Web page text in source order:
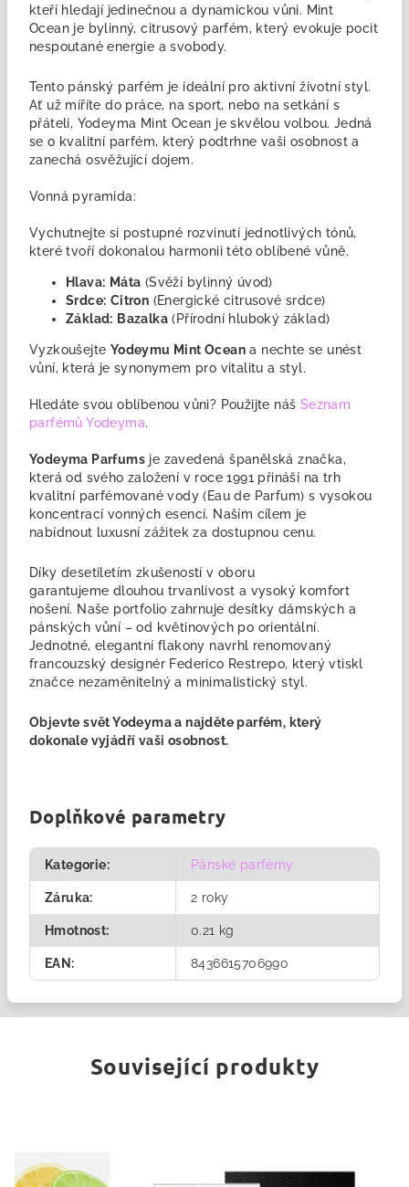
kteří hledají jedinečnou a dynamickou vůni. Mint
Ocean je bylinný, citrusový parfém, který evokuje pocit
nespoutané energie a svobody.
Tento pánský parfém je ideální pro aktivní životní styl.
Ať už míříte do práce, na sport, nebo na setkání s
přáteli, Yodeyma Mint Ocean je skvělou volbou. Jedná
se o kvalitní parfém, který podtrhne vaši osobnost a
zanechá osvěžující dojem.
Vonná pyramida:
Vychutnejte si postupné rozvinutí jednotlivých tónů,
které tvoří dokonalou harmonii této oblíbené vůně.
Hlava: Máta (Svěží bylinný úvod)
Srdce: Citron (Energické citrusové srdce)
Základ: Bazalka (Přírodní hluboký základ)
Vyzkoušejte Yodeymu Mint Ocean a nechte se unést
vůní, která je synonymem pro vitalitu a styl.
Hledáte svou oblíbenou vůni? Použijte náš Seznam
parfémů Yodeyma.
Yodeyma Parfums je zavedenášpanělská značka,
která od svého založení v roce 1991 přináší na trh
kvalitní parfémované vody (Eau de Parfum) s vysokou
koncentrací vonných esencí. Naším cílem je
nabídnout luxusní zážitek za dostupnou cenu.
Díky desetiletím zkušeností v oboru
garantujeme dlouhou trvanlivost a vysoký komfort
nošení. Naše portfolio zahrnuje desítky dámských a
pánských vůní – od květinových po orientální.
Jednotné, elegantní flakony navrhl renomovaný
francouzský designér Federico Restrepo, který vtiskl
značce nezaměnitelný a minimalistický styl.
Objevte svět Yodeyma a najděteparfém, který
dokonale vyjádří vaši osobnost.
Doplňkové parametry
Kategorie: Pánské parfémy
Záruka: 2 roky
Hmotnost: 0.21 kg
EAN : 8436615706990
Související produkty